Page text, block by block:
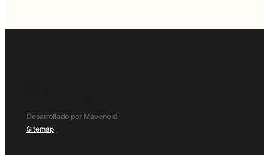
Desarrollado por Mavenoid
Sitemap